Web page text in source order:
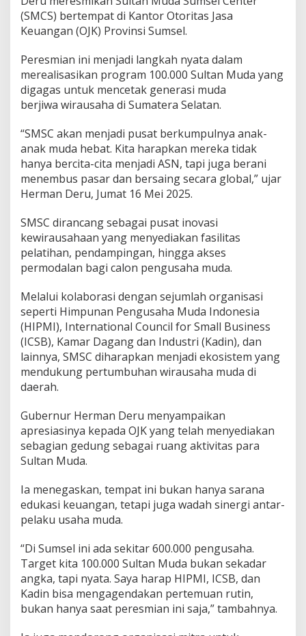
s
m
i
a
n
P
r
o
r
a
m
S
M
S
e
t
a
k
0
R
i
b
u
S
u
a
M
u
d
S
u
s
e
(SMCS) bertempat di Kantor Otoritas Jasa
Keuangan (OJK) Provinsi Sumsel.
Peresmian ini menjadi langkah nyata dalam
merealisasikan program 100.000 Sultan Muda yang
digagas untuk mencetak generasi muda
berjiwa wirausaha di Sumatera Selatan.
“SMSC akan menjadi pusat berkumpulnya anak-
anak muda hebat. Kita harapkan mereka tidak
hanya bercita-cita menjadi ASN, tapi juga berani
menembus pasar dan bersaing secara global,” ujar
Herman Deru, Jumat 16 Mei 2025.
SMSC dirancang sebagai pusat inovasi
kewirausahaan yang menyediakan fasilitas
pelatihan, pendampingan, hingga akses
permodalan bagi calon pengusaha muda.
Melalui kolaborasi dengan sejumlah organisasi
seperti Himpunan Pengusaha Muda Indonesia
(HIPMI), International Council for Small Business
(ICSB), Kamar Dagang dan Industri (Kadin), dan
lainnya, SMSC diharapkan menjadi ekosistem yang
mendukung pertumbuhan wirausaha muda di
daerah.
Gubernur Herman Deru menyampaikan
apresiasinya kepada OJK yang telah menyediakan
sebagian gedung sebagai ruang aktivitas para
Sultan Muda.
Ia menegaskan, tempat ini bukan hanya sarana
edukasi keuangan, tetapi juga wadah sinergi antar-
pelaku usaha muda.
“Di Sumsel ini ada sekitar 600.000 pengusaha.
Target kita 100.000 Sultan Muda bukan sekadar
angka, tapi nyata. Saya harap HIPMI, ICSB, dan
Kadin bisa mengagendakan pertemuan rutin,
bukan hanya saat peresmian ini saja,” tambahnya.